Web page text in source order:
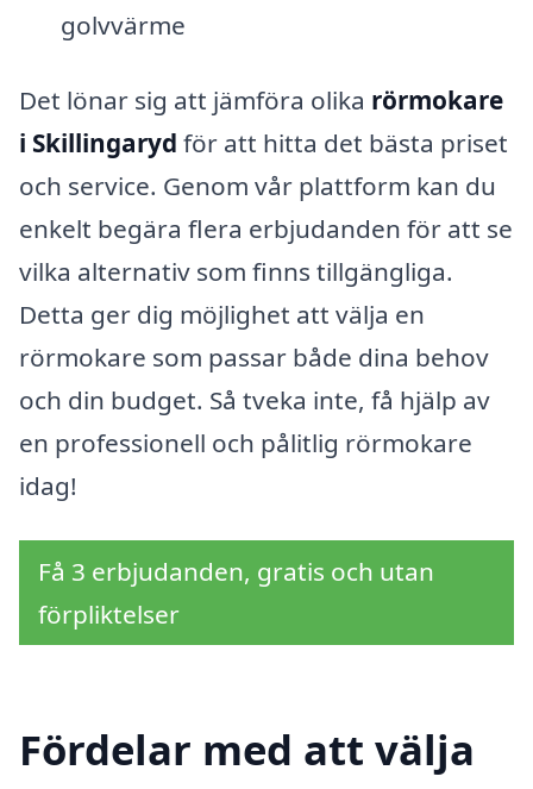
golvvärme
Det lönar sig att jämföra olika rörmokare
i Skillingaryd för att hitta det bästa priset
och service. Genom vår plattform kan du
enkelt begära flera erbjudanden för att se
vilka alternativ som finns tillgängliga.
Detta ger dig möjlighet att välja en
rörmokare som passar både dina behov
och din budget. Så tveka inte, få hjälp av
en professionell och pålitlig rörmokare
idag!
Få 3 erbjudanden, gratis och utan
förpliktelser
Fördelar med att välja